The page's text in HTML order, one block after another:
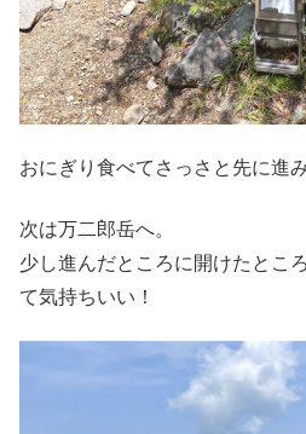
おにぎり食べてさっさと先に進み
次は万二郎岳へ。
少し進んだところに開けたとこ
て気持ちいい！